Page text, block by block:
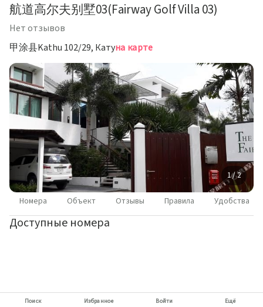
Таиланд
航道高尔夫别墅03(Fairway Golf Villa 03)
Нет отзывов
甲涂县Kathu 102/29, Катуна карте
1 / 2
Номера Объект Отзывы Правила Удобства
Доступные номера
Поиск Избранное Войти Ещё